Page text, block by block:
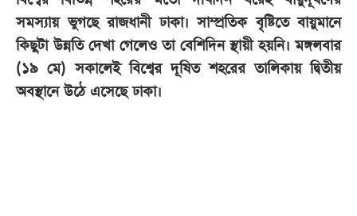
সব
বিভাগ
সমস্যায় ভুগছে রাজধানী ঢাকা। সাম্প্রতিক বৃষ্টিতে বায়ুমানে
কিছুটা উন্নতি দেখা গেলেও তা বেশিদিন স্থায়ী হয়নি। মঙ্গলবার
(১৯ মে) সকালেই বিশ্বের দূষিত শহরের তালিকায় দ্বিতীয়
অবস্থানে উঠে এসেছে ঢাকা।